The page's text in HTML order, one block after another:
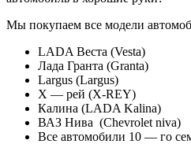
Мы покупаем все модели
LADA Веста (Vesta)
Лада Гранта (Granta)
Largus (Largus)
X — рей (X-REY)
Калина (LADA Kalina)
ВАЗ Нива (Chevrolet niva)
Все автомобили 10 — го